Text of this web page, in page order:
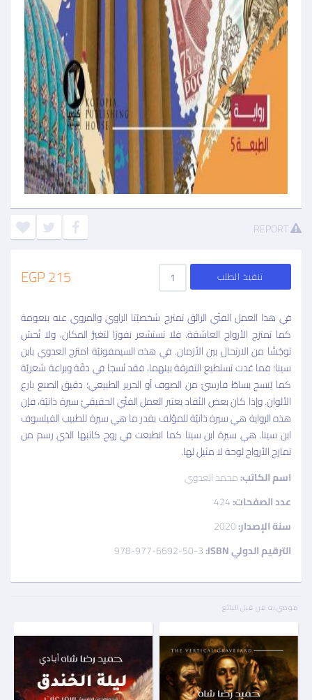
REPORT
215 EGP تنفيذ الطلب
في هذا العمل الفنّي الرائق تمتزج شخصيّتا الراوي والمروي عنه بنعومة
كما تمتزج الأرواح العاشقة. فلا تستشعر نفورًا لتغيُّر المكان، ولا تُحسّ
توجُسًّا من الارتحال بين الأزمان. في هذه السيمفونيّة امتزج العدوي بابن
سينا؛ فما عُدت تستطيع التفرقة بينهما، فقد نُسجا في دقّة وبراعة شعريّة
كما يُنسج بساطٌ فارسيّ من الصوف أو الحرير الطبيعي؛ دقيق الصنع بارع
الألوان. وإذا كان بعض النُقاد يعتبر العمل الفنّي الحقيقيّ سيرة ذاتيّة، فإن
هذه الرواية هي سيرة ذاتيّة للمؤلف بقدر ما هي سيرة للطبيب الفيلسوف
ابن سينا. هي سيرة ابن سينا كما انطبعت في روح كاتبها الذي رسم من
تمازج الأرواح لوحة لا مثيل لها.
اسم الكاتب:محمد العدوي
عدد الصفحات:424
سنة الإصدار:2020
الترقيم الدولي ISBN:
978-977-6692-50-3
موصي به من قبل البائع